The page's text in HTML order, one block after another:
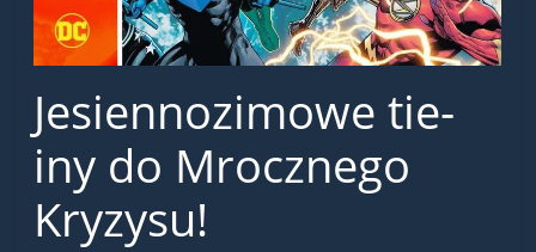
Jesiennozimowe tie-
iny do Mrocznego
Kryzysu!